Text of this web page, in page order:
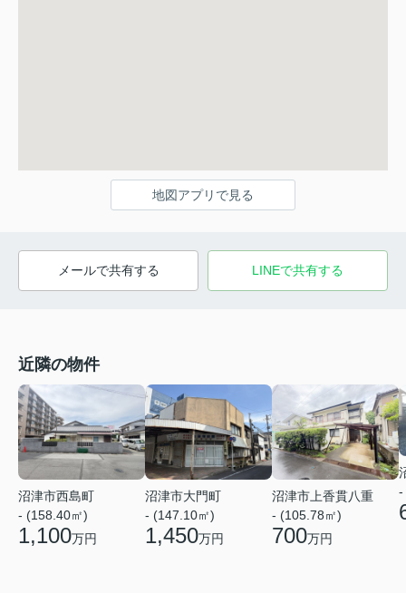
地図アプリで見る
メールで共有する LINEで共有する
近隣の物件
沼津市西島町
- (158.40㎡)
1,100万円
沼津市大門町
- (147.10㎡)
1,450万円
沼津市上香貫八重
- (105.78㎡)
700万円
-